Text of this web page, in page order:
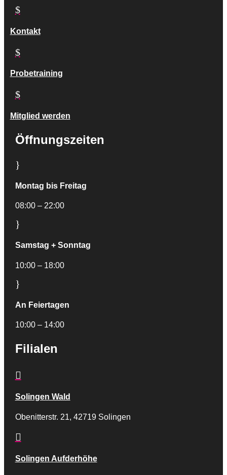
$
Kontakt
$
Probetraining
$
Mitglied werden
Öffnungszeiten
}
Montag bis Freitag
08:00 – 22:00
}
Samstag + Sonntag
10:00 – 18:00
}
An Feiertagen
10:00 – 14:00
Filialen

Solingen Wald
Obenitterstr. 21, 42719 Solingen

Solingen Aufderhöhe